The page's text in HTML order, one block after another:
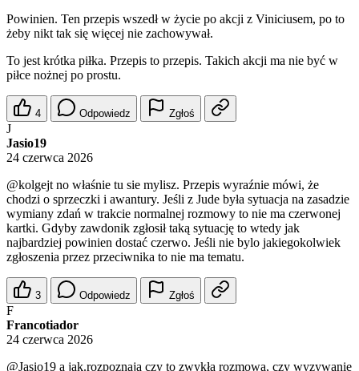
Powinien. Ten przepis wszedł w życie po akcji z Viniciusem, po to
żeby nikt tak się więcej nie zachowywał.
To jest krótka piłka. Przepis to przepis. Takich akcji ma nie być w
piłce nożnej po prostu.
4 Odpowiedz Zgłoś
J
Jasio19
24 czerwca 2026
@kolgejt no właśnie tu sie mylisz. Przepis wyraźnie mówi, że
chodzi o sprzeczki i awantury. Jeśli z Jude była sytuacja na zasadzie
wymiany zdań w trakcie normalnej rozmowy to nie ma czerwonej
kartki. Gdyby zawdonik zgłosił taką sytuację to wtedy jak
najbardziej powinien dostać czerwo. Jeśli nie bylo jakiegokolwiek
zgłoszenia przez przeciwnika to nie ma tematu.
3 Odpowiedz Zgłoś
F
Francotiador
24 czerwca 2026
@Jasio19 a jak.rozpoznaja czy to zwykła rozmowa, czy wyzywanie